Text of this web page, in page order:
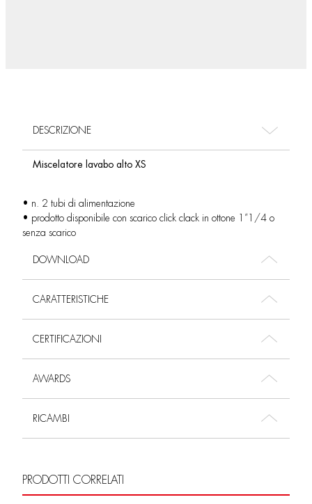
DESCRIZIONE
Miscelatore lavabo alto XS
• n. 2 tubi di alimentazione
• prodotto disponibile con scarico click clack in ottone 1”1/4 o
senza scarico
DOWNLOAD
CARATTERISTICHE
CERTIFICAZIONI
AWARDS
RICAMBI
PRODOTTI CORRELATI